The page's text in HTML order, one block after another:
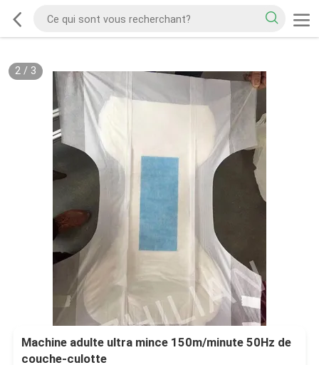
2/ 3
Machine adulte ultra mince 150m/minute 50Hz de
couche-culotte